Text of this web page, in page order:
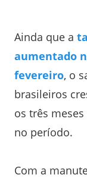
Ainda que a
aumentado
fevereiro, o
brasileiros
os três
no período.
Com a